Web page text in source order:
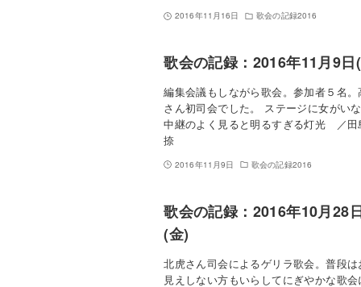
2016年11月16日 歌会の記録2016
歌会の記録：2016年11月9日
編集会議もしながら歌会。参加者５名。
さん初司会でした。 ステージに女がい
中継のよく見ると明るすぎる灯光 ／田
捺
2016年11月9日 歌会の記録2016
歌会の記録：2016年10月28
(金)
北虎さん司会によるゲリラ歌会。普段は
見えしない方もいらしてにぎやかな歌